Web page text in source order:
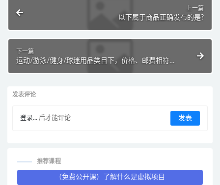
上一篇
以下属于商品正确发布的是?
下一篇
运动/游泳/健身/球迷用品类目下，价格、邮费相符的
发表评论
登录... 后才能评论
推荐课程
（免费公开课）了解什么是虚拟项目